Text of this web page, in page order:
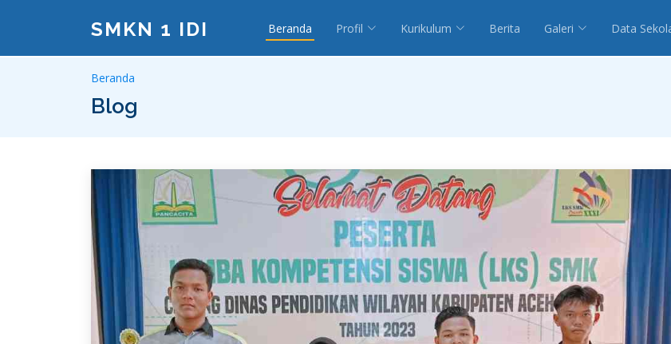
SMKN 1 IDI Beranda Profil Kurikulum Berita Galeri Data
Beranda
Blog